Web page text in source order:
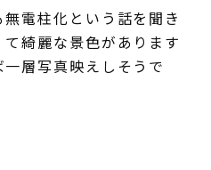
電柱化という話を聞き
綺麗な景色があります
層写真映えしそうで